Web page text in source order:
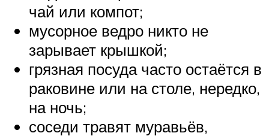
чай или компот;
мусорное ведро никто не
зарывает крышкой;
грязная посуда часто остаётся в
раковине или на столе, нередко,
на ночь;
соседи травят муравьёв,